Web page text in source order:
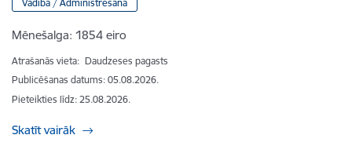
Vadība / Administrēšana
Mēnešalga: 1854 eiro
Atrašanās vieta: Daudzeses pagasts
Publicēšanas datums: 05.08.2026.
Pieteikties līdz: 25.08.2026.
Skatīt vairāk